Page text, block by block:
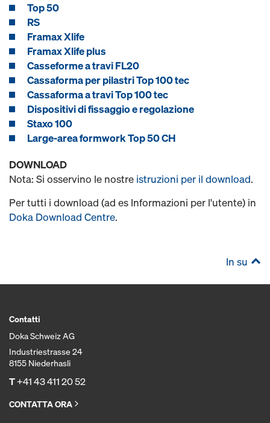
Top 50
RS
Framax Xlife
Framax Xlife plus
Casseforme a travi FL20
Cassaforma per pilastri Top 100 tec
Cassaforma a travi Top 100 tec
Dispositivi di fissaggio e regolazione
Staxo 100
Large-area formwork Top 50 CH
DOWNLOAD
Nota: Si osservino le nostre istruzioni per il download.
Per tutti i download (ad es Informazioni per l'utente) in
Doka Download Centre.
In su
Contatti
Doka Schweiz AG
Industriestrasse 24
8155 Niederhasli
T+41 43 411 20 52
CONTATTA ORA